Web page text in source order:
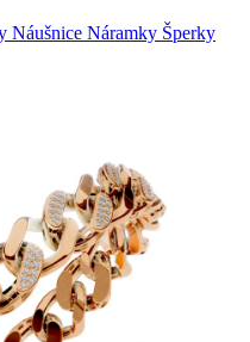
Náušnice Náramky Šperky